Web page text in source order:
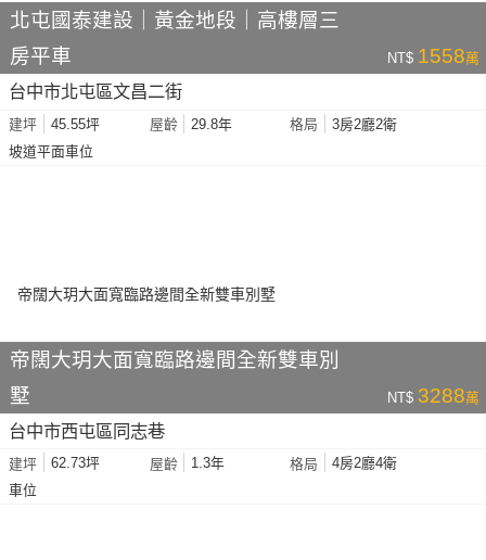
北屯國泰建設｜黃金地段｜高樓層三
房平車
NT$ 1558萬
台中市北屯區文昌二街
建坪 45.55坪 屋齡 29.8年 格局
3房2廳2衛
坡道平面車位
帝闊大玥大面寬臨路邊間全新雙車別
墅
NT$ 3288萬
台中市西屯區同志巷
建坪 62.73坪 屋齡 1.3年 格局
4房2廳4衛
車位